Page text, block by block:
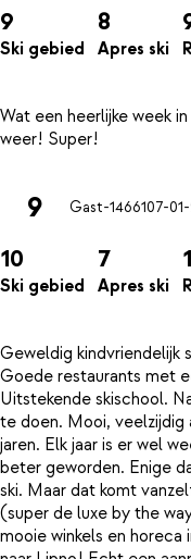
9
Ski gebied
8
Apres ski
Wat een heerlijke week
9 Gast-1466107-
10
Ski gebied
7
Apres ski
Geweldig kindvriendelijk
Goede restaurants met
Uitstekende skischool.
te doen. Mooi, veelzijdig
jaren. Elk jaar is er wel
beter geworden. Enige
ski. Maar dat komt
(super de luxe by the
mooie winkels en horeca